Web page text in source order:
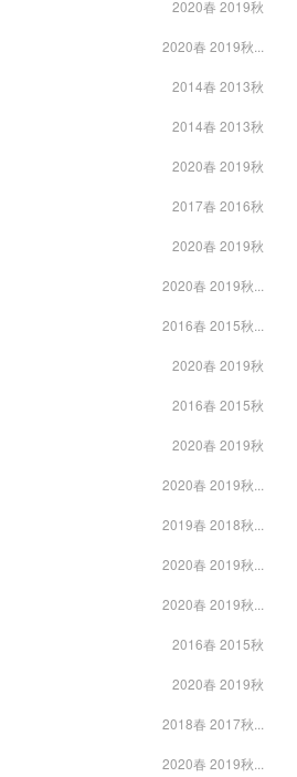
2020春 2019秋
2020春 2019秋...
2014春 2013秋
2014春 2013秋
2020春 2019秋
2017春 2016秋
2020春 2019秋
2020春 2019秋...
2016春 2015秋...
2020春 2019秋
2016春 2015秋
2020春 2019秋
2020春 2019秋...
2019春 2018秋...
2020春 2019秋...
2020春 2019秋...
2016春 2015秋
2020春 2019秋
2018春 2017秋...
2020春 2019秋...